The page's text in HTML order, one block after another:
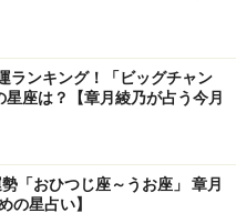
日～9月22日生ま
ランキング！「ビッグチャン
座は？【章月綾乃が占う今月
「おひつじ座～うお座」 章月
の星占い】